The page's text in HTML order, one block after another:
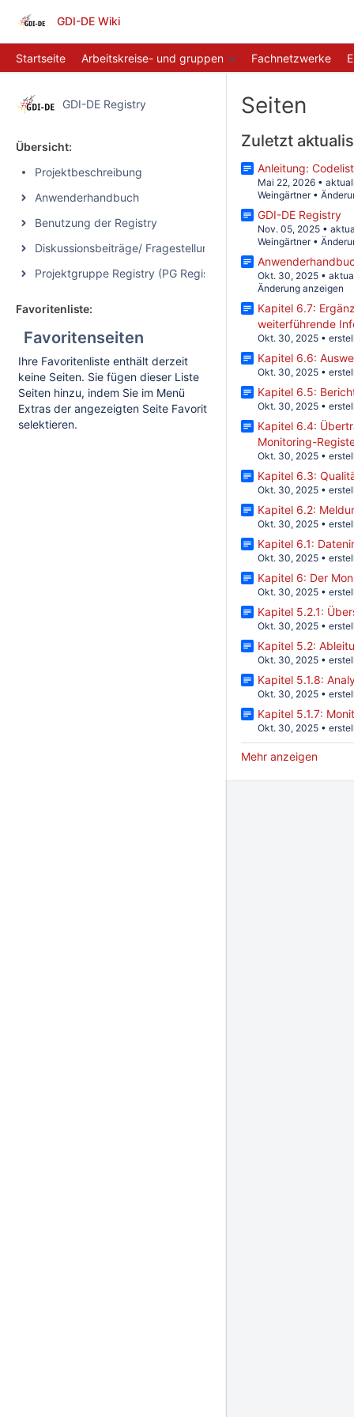
GDI-DE Wiki
Startseite Arbeitskreise- und gruppen Fachnetzwerke
GDI-DE Registry
Übersicht:
Projektbeschreibung
Anwenderhandbuch
Benutzung der Registry
Diskussionsbeiträge/ Fragestellungen
Projektgruppe Registry (PG Registry)
Favoritenliste:
Favoritenseiten
Ihre Favoritenliste enthält derzeit
keine Seiten. Sie fügen dieser Liste
Seiten hinzu, indem Sie im Menü
Extras der angezeigten Seite Favorit
selektieren.
Seiten
Zuletzt
Anleitung:
Mai 22, 2026 •
Weingärtner•
GDI-DE Registry
Nov. 05, 2025 •
Weingärtner•
Okt. 30, 2025 •
Änderung anzeigen
Kapitel 6.7:
weiterführende
Okt. 30, 2025 •
Kapitel 6.6:
Okt. 30, 2025 •
Kapitel 6.5:
Okt. 30, 2025 •
Kapitel 6.4:
Monitoring-
Okt. 30, 2025 •
Kapitel 6.3:
Okt. 30, 2025 •
Kapitel 6.2:
Okt. 30, 2025 •
Kapitel 6.1:
Okt. 30, 2025 •
Kapitel 6: Der
Okt. 30, 2025 •
Kapitel 5.2.1:
Okt. 30, 2025 •
Kapitel 5.2:
Okt. 30, 2025 •
Kapitel 5.1.8:
Okt. 30, 2025 •
Kapitel 5.1.7:
Okt. 30, 2025 •
Mehr anzeigen